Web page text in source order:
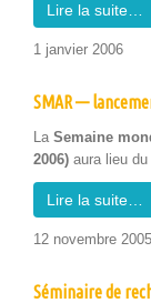
Lire la suite…
1 jan­vi­er 2006
SMAR —
La Semaine
2006) aura lieu
Lire la suite…
12 novem­bre 2005
Séminaire de